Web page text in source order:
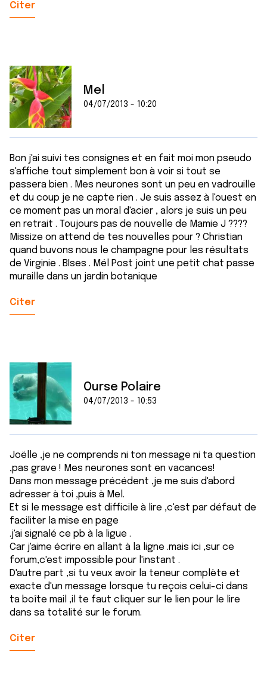
Citer
Mel
04/07/2013 - 10:20
Bon j'ai suivi tes consignes et en fait moi mon pseudo
s'affiche tout simplement bon à voir si tout se
passera bien . Mes neurones sont un peu en vadrouille
et du coup je ne capte rien . Je suis assez à l'ouest en
ce moment pas un moral d'acier , alors je suis un peu
en retrait . Toujours pas de nouvelle de Mamie J ????
Missize on attend de tes nouvelles pour ? Christian
quand buvons nous le champagne pour les résultats
de Virginie . BIses . Mél Post joint une petit chat passe
muraille dans un jardin botanique
Citer
Ourse Polaire
04/07/2013 - 10:53
Joëlle ,je ne comprends ni ton message ni ta question
,pas grave ! Mes neurones sont en vacances!
Dans mon message précédent ,je me suis d'abord
adresser à toi ,puis à Mel.
Et si le message est difficile à lire ,c'est par défaut de
faciliter la mise en page
.j'ai signalé ce pb à la ligue .
Car j'aime écrire en allant à la ligne .mais ici ,sur ce
forum,c'est impossible pour l'instant .
D'autre part ,si tu veux avoir la teneur complète et
exacte d'un message lorsque tu reçois celui-ci dans
ta boîte mail ,il te faut cliquer sur le lien pour le lire
dans sa totalité sur le forum.
Citer